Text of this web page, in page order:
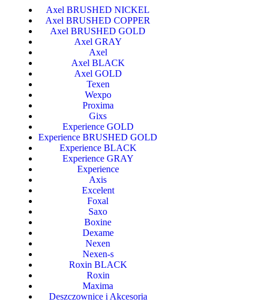
Axel BRUSHED NICKEL
Axel BRUSHED COPPER
Axel BRUSHED GOLD
Axel GRAY
Axel
Axel BLACK
Axel GOLD
Texen
Wexpo
Proxima
Gixs
Experience GOLD
Experience BRUSHED GOLD
Experience BLACK
Experience GRAY
Experience
Axis
Excelent
Foxal
Saxo
Boxine
Dexame
Nexen
Nexen-s
Roxin BLACK
Roxin
Maxima
Deszczownice i Akcesoria